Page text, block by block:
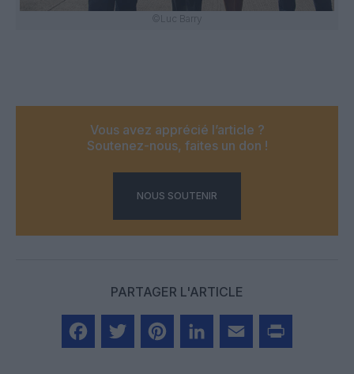
©Luc Barry
Vous avez apprécié l’article ?
Soutenez-nous, faites un don !
NOUS SOUTENIR
PARTAGER L'ARTICLE